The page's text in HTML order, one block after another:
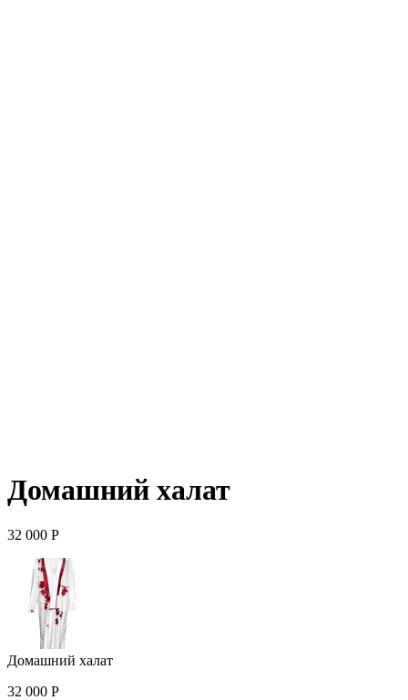
Домашний халат
32 000 Р
Домашний халат
32 000 Р